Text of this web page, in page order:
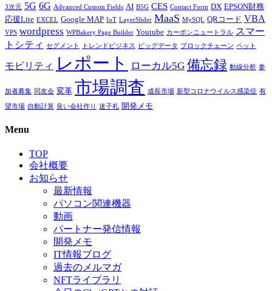
3次元 5G 6G Advanced Custom Fields AI B5G CES Contact Form DX EPSON財務
応援Lite EXCEL Google MAP IoT LayerSlider MaaS MySQL QRコード VBA
VPS wordpress WPBakery Page Builder Youtube カーボンニュートラル スマー
トシティ
セグメント トレンドビジネス ビッグデータ ブロックチェーン ペット
モビリティ レポート ローカル5G 備忘録 動線分析 参
加者募集 同友会 変革 市場調査 成長市場 新型コロナウイルス感染症 有
望市場 自動計算 良い会社作り 迷子札 開発メモ
Menu
TOP
会社概要
お知らせ
最新情報
パソコン関連機器
動画
パートナー発信情報
開発メモ
IT情報ブログ
過去のメルマガ
NFTライブラリ